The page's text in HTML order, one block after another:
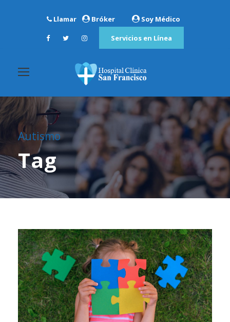
Llamar Bróker Soy Médico
Servicios en Línea
Autismo
Tag